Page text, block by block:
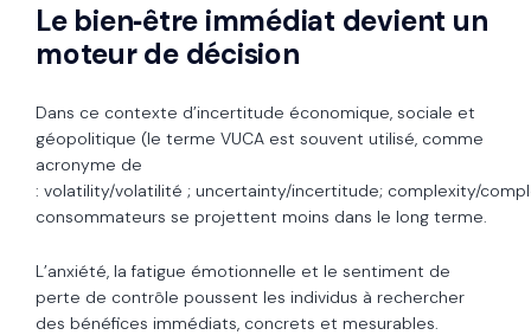
Le bien‑être immédiat devient un
moteur de décision
Dans ce contexte d’incertitude économique, sociale et
géopolitique (le terme VUCA est souvent utilisé, comme
acronyme de
: volatility/volatilité ; uncertainty/incertitude; complexity/
consommateurs se projettent moins dans le long terme.
L’anxiété, la fatigue émotionnelle et le sentiment de
perte de contrôle poussent les individus à rechercher
des bénéfices immédiats, concrets et mesurables.